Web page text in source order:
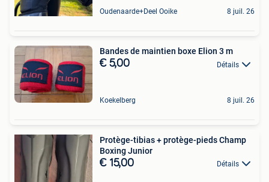
Oudenaarde+Deel Ooike 8 juil. 26
Bandes de maintien boxe Elion 3 m
€ 5,00 Détails
Koekelberg 8 juil. 26
Protège-tibias + protège-pieds Champ
Boxing Junior
€ 15,00 Détails